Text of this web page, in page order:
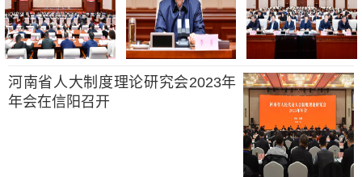
河南省人大制度理论研究会2023年
年会在信阳召开